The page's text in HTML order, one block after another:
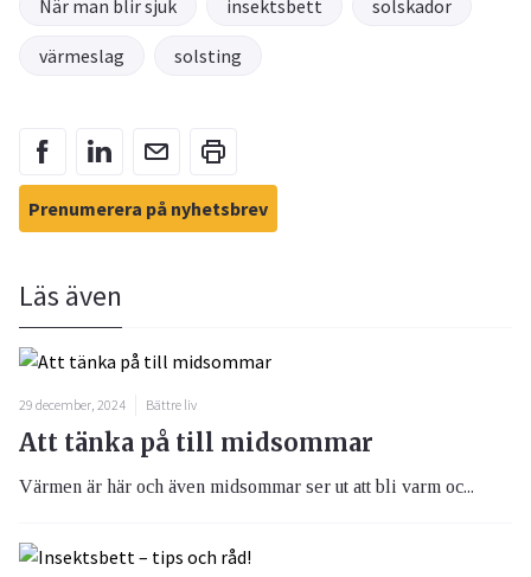
När man blir sjuk insektsbett solskador
värmeslag solsting
Prenumerera på nyhetsbrev
Läs även
29 december, 2024 Bättre liv
Att tänka på till midsommar
Värmen är här och även midsommar ser ut att bli varm oc...